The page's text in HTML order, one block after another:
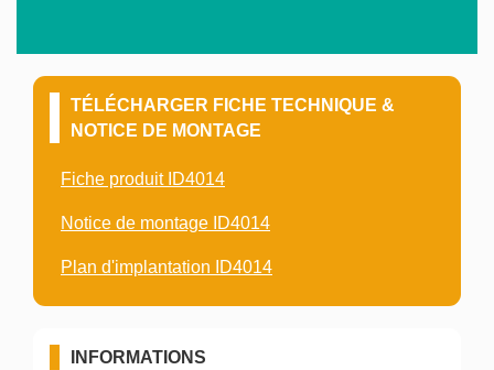
TÉLÉCHARGER FICHE TECHNIQUE &
NOTICE DE MONTAGE
Fiche produit ID4014
Notice de montage ID4014
Plan d'implantation ID4014
INFORMATIONS